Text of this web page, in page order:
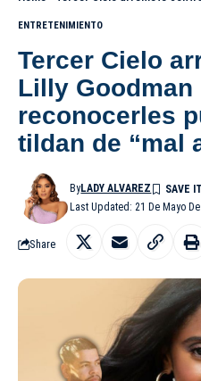
ENTRETENIMIENTO
Tercer Cielo
Lilly Goodman
reconocerles
tildan de “mal
Last Updated: 21 De Mayo
ByLADY ALVAREZ
Share